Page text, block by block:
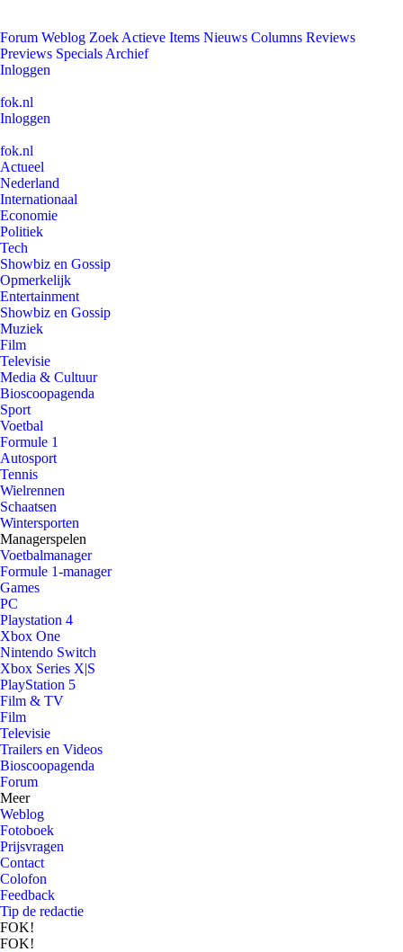
Forum Weblog Zoek Actieve Items Nieuws Columns Reviews
Previews Specials Archief
Inloggen
fok.nl
Inloggen
fok.nl
Actueel
Nederland
Internationaal
Economie
Politiek
Tech
Showbiz en Gossip
Opmerkelijk
Entertainment
Showbiz en Gossip
Muziek
Film
Televisie
Media & Cultuur
Bioscoopagenda
Sport
Voetbal
Formule 1
Autosport
Tennis
Wielrennen
Schaatsen
Wintersporten
Managerspelen
Voetbalmanager
Formule 1-manager
Games
PC
Playstation 4
Xbox One
Nintendo Switch
Xbox Series X|S
PlayStation 5
Film & TV
Film
Televisie
Trailers en Videos
Bioscoopagenda
Forum
Meer
Weblog
Fotoboek
Prijsvragen
Contact
Colofon
Feedback
Tip de redactie
FOK!
FOK!